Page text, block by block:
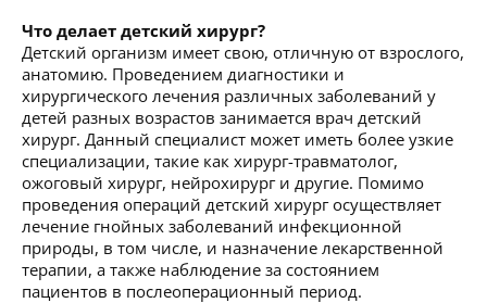
Что делает детский хирург?
Детский организм имеет свою, отличную от взрослого,
анатомию. Проведением диагностики и
хирургического лечения различных заболеваний у
детей разных возрастов занимается врач детский
хирург. Данный специалист может иметь более узкие
специализации, такие как хирург-травматолог,
ожоговый хирург, нейрохирург и другие. Помимо
проведения операций детский хирург осуществляет
лечение гнойных заболеваний инфекционной
природы, в том числе, и назначение лекарственной
терапии, а также наблюдение за состоянием
пациентов в послеоперационный период.